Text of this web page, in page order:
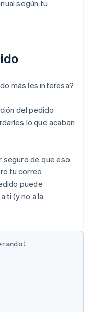
según tu
más les interesa?
del pedido
lo que acaban
seguro de que eso
tu correo
puede
ti (y no a la